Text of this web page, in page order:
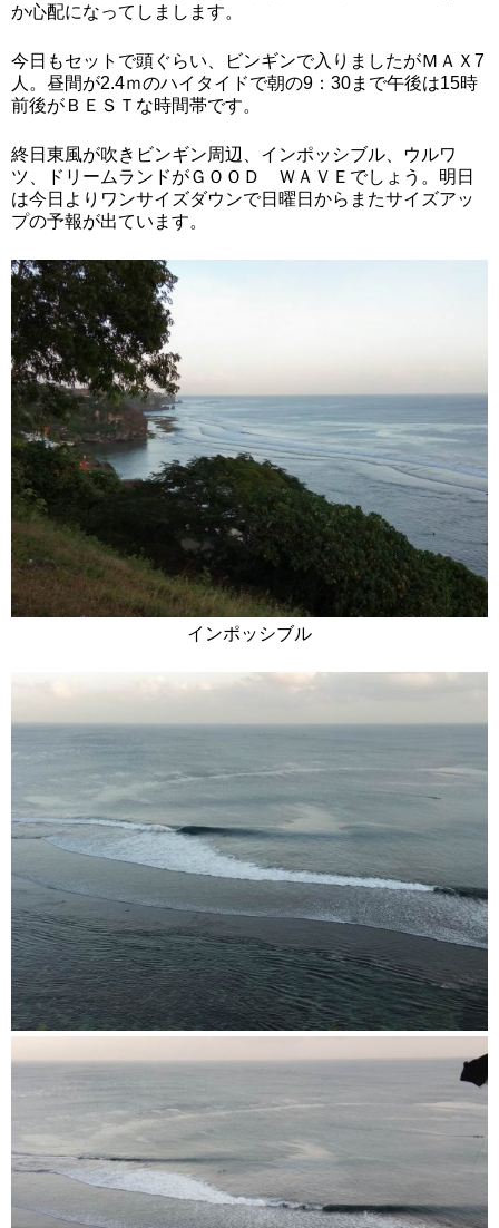
か心配になってしまします。
今日もセットで頭ぐらい、ビンギンで入りましたがＭＡＸ7
人。昼間が2.4ｍのハイタイドで朝の9：30まで午後は15時
前後がＢＥＳＴな時間帯です。
終日東風が吹きビンギン周辺、インポッシブル、ウルワ
ツ、ドリームランドがＧＯＯＤ ＷＡＶＥでしょう。明日
は今日よりワンサイズダウンで日曜日からまたサイズアッ
プの予報が出ています。
インポッシブル